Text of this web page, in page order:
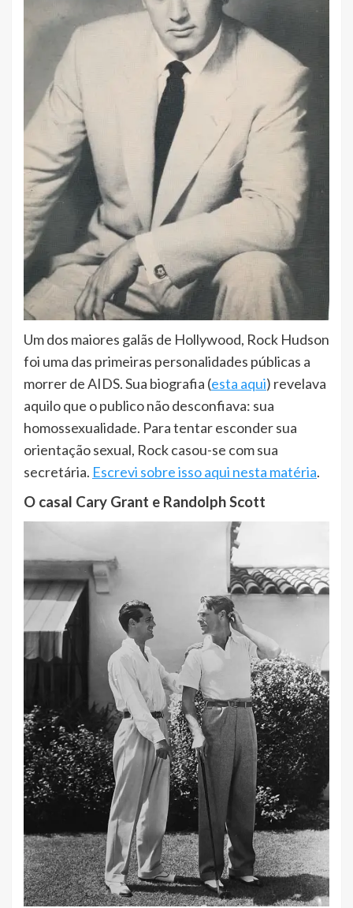
Um dos maiores galãs de Hollywood, Rock Hudson
foi uma das primeiras personalidades públicas a
morrer de AIDS. Sua biografia (esta aqui) revelava
aquilo que o publico não desconfiava: sua
homossexualidade. Para tentar esconder sua
orientação sexual, Rock casou-se com sua
secretária. Escrevi sobre isso aqui nesta matéria.
O casal Cary Grant e Randolph Scott